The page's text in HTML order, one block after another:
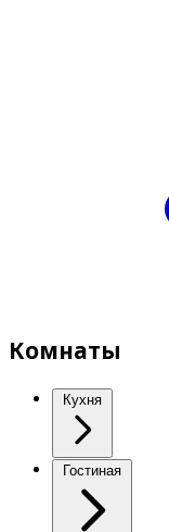
Комнаты
Кухня
Гостиная